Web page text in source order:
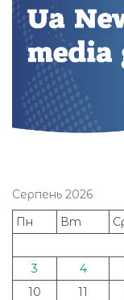
Серпень 2026
Пн
Вт
3
4
10
11